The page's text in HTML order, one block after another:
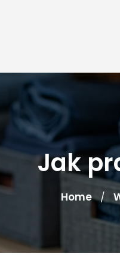
Jak
Home /